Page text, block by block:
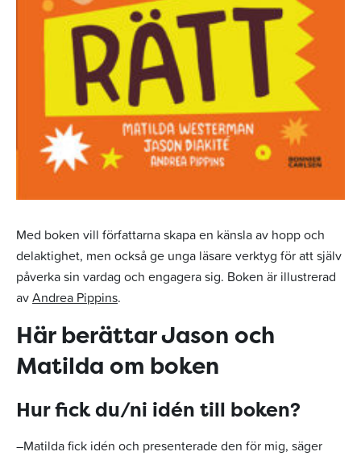
Med boken vill författarna skapa en känsla av hopp och
delaktighet, men också ge unga läsare verktyg för att själv
påverka sin vardag och engagera sig. Boken är illustrerad
avAndrea Pippins.
Här berättar Jason och
Matilda om boken
Hur fick du/ni idén till boken?
–Matilda fick idén och presenterade den för mig, säger